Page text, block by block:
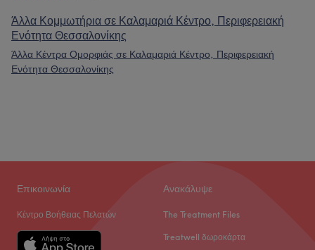
Άλλα Κομμωτήρια σε Καλαμαριά Κέντρο, Περιφερειακή
Ενότητα Θεσσαλονίκης
Άλλα Κέντρα Ομορφιάς σε Καλαμαριά Κέντρο, Περιφερειακή
Ενότητα Θεσσαλονίκης
Επικοινωνία
Κέντρο Βοήθειας Πελατών
Ανακάλυψε
The Treatment Files
Treatwell δωροκάρτα